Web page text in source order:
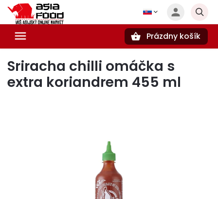
Prázdny košík
Sriracha chilli omáčka s
extra koriandrem 455 ml